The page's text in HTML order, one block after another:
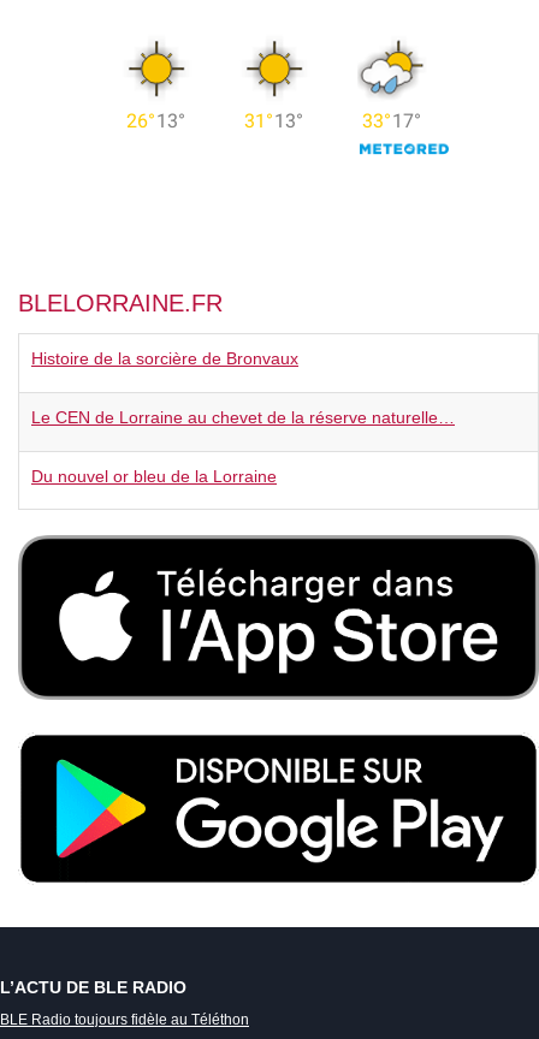
BLELORRAINE.FR
Histoire de la sorcière de Bronvaux
Le CEN de Lorraine au chevet de la réserve naturelle…
Du nouvel or bleu de la Lorraine
L’ACTU DE BLE RADIO
BLE Radio toujours fidèle au Téléthon